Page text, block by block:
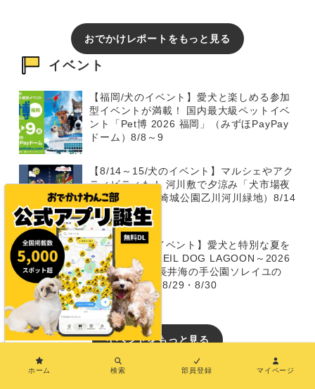
おでかけレポートをもっと見る
イベント
【福岡/犬のイベント】愛犬と楽しめる参加
型イベントが満載！ 国内最大級ペットイベ
ント「Pet博 2026 福岡」（みずほPayPay
ドーム）8/8～9
【8/14～15/犬のイベント】マルシェやアク
ティビティも！ 河川敷で夕涼み「犬市場夜
市 2026」（岡崎城公園乙川河川緑地）8/14
～15
【神奈川/犬のイベント】愛犬と特別な夏を
すごせる「SOLEIL DOG LAGOON～2026
SUMMER」（長井海の手公園ソレイユの
丘）7/4・7/5・8/29・8/30
イベントをもっと見る
おでかけわんこ部でPRしたい
ホーム 検索 部員登録 マイページ